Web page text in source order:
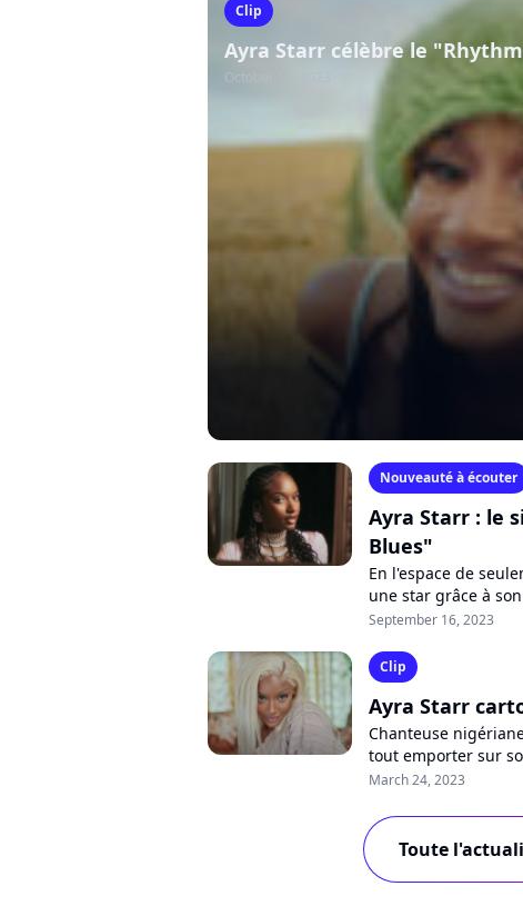
Clip
Ayra Starr célèbre le
October 15, 2023
Nouveauté à écouter
Ayra Starr : le
Blues"
En l'espace de
une star grâce à
enchaîne avec un
September 16, 2023
Clip
Ayra Starr
Chanteuse
tout emporter sur
devenue virale sur
March 24, 2023
Toute